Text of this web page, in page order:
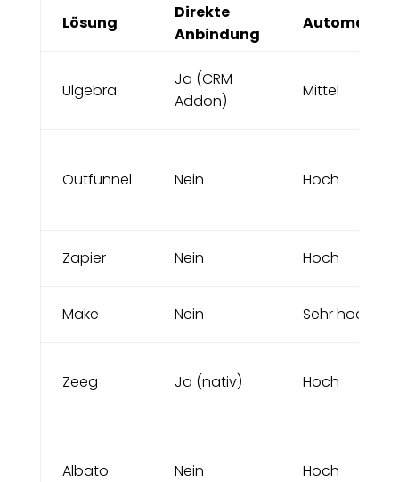
Lösung
Direkte
Anbindung
Ulgebra
Ja (CRM-
Addon)
Mittel
Outfunnel Nein Hoch
Zapier Nein Hoch
Make Nein Sehr hoch
Zeeg Ja (nativ) Hoch
Albato Nein Hoch